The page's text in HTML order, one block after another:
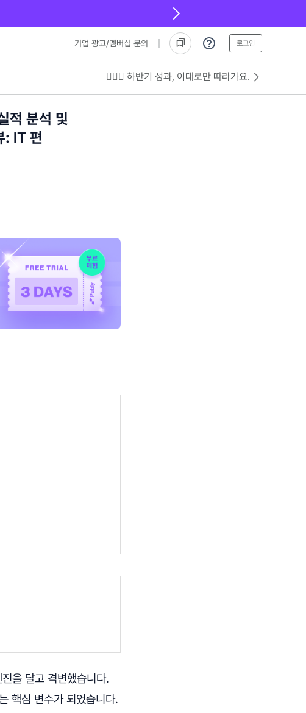
기업 광고/멤버십 문의 로그인
💁🏻‍♂️ 하반기 성과, 이대로만 따라가요.
적 분석 및
: IT 편
을 달고 격변했습니다.
핵심 변수가 되었습니다.